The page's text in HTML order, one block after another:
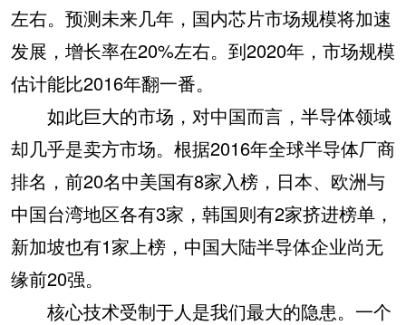
左右。预测未来几年，国内芯片市场规模将加速
发展，增长率在20%左右。到2020年，市场规模
估计能比2016年翻一番。
如此巨大的市场，对中国而言，半导体领域
却几乎是卖方市场。根据2016年全球半导体厂商
排名，前20名中美国有8家入榜，日本、欧洲与
中国台湾地区各有3家，韩国则有2家挤进榜单，
新加坡也有1家上榜，中国大陆半导体企业尚无
缘前20强。
核心技术受制于人是我们最大的隐患。一个